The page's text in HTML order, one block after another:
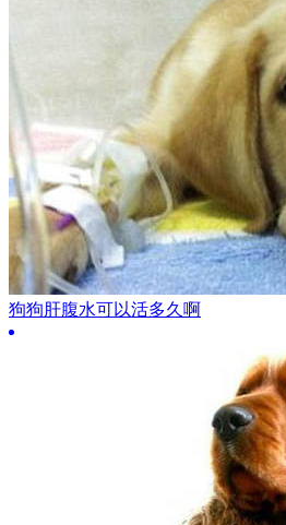
狗狗肝腹水可以活多久啊